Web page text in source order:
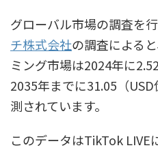
グローバル市場の調査を
チ株式会社の調査による
ミング市場は2024年に
2035年までに31.05（
測されています。
このデータはTikTok LIVE